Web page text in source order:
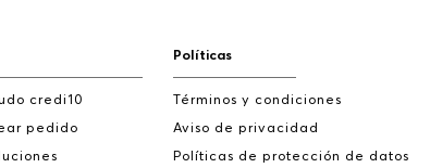
credi10
pedido
Políticas
Términos y condiciones
Aviso de privacidad
Políticas de protección de datos